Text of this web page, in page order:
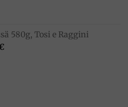
580g, Tosi e Raggini
Nykyinen